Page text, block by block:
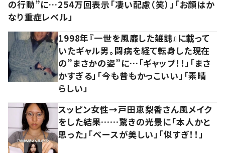
の行動”に…254万回表示「凄い配慮（笑）」「お顔はか
なり重症レベル」
1998年『一世を風靡した雑誌』に載って
いたギャル男。闘病を経て転身した現在
の”まさかの姿”に…「ギャップ！！」「まさ
かすぎる」「今も昔もかっこいい」「素晴
らしい」
スッピン女性→戸田恵梨香さん風メイク
をした結果……驚きの光景に「本人かと
思った」「ベースが美しい」「似すぎ！！」